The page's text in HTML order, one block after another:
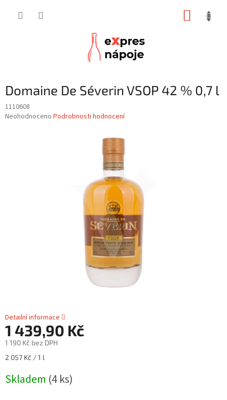
Domaine De Séverin VSOP 42 % 0,7 l
1110608
Průměrné
Neohodnoceno Podrobnosti hodnocení
Detailní informace
1 439,90 Kč
1 190 Kč bez DPH
Měrná
2 057 Kč / 1 l
Skladem (4 ks)